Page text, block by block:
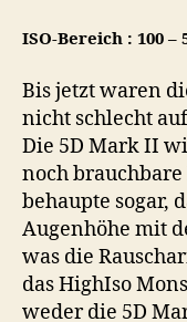
ISO-Bereich : 100 –
Bis jetzt waren
nicht schlecht
Die 5D Mark II
noch brauchbare
behaupte sogar,
Augenhöhe mit
was die
das HighIso
weder die 5D